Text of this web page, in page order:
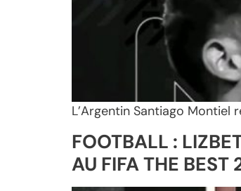
L’Argentin Santiago Montiel
FOOTBALL :
AU FIFA THE BEST